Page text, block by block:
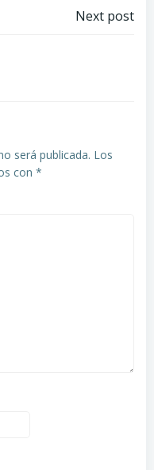
Next post
será publicada. Los
con *